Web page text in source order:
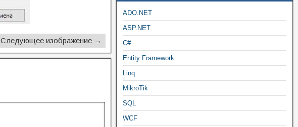
Следующее изображение →
ADO.NET
ASP.NET
C#
Entity Framework
Linq
MikroTik
SQL
WCF